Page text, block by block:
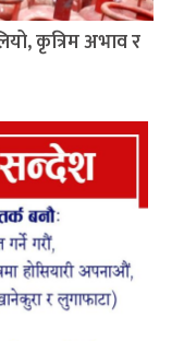
कृत्रिम अभाव र